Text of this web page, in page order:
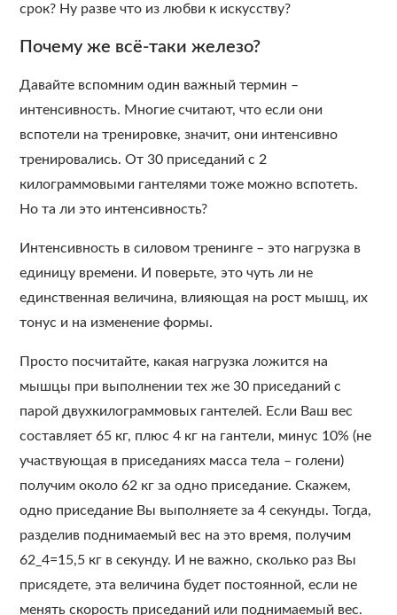
срок? Ну разве что из любви к искусству?
Почему же всё-таки железо?
Давайте вспомним один важный термин –
интенсивность. Многие считают, что если они
вспотели на тренировке, значит, они интенсивно
тренировались. От 30 приседаний с 2
килограммовыми гантелями тоже можно вспотеть.
Но та ли это интенсивность?
Интенсивность в силовом тренинге – это нагрузка в
единицу времени. И поверьте, это чуть ли не
единственная величина, влияющая на рост мышц, их
тонус и на изменение формы.
Просто посчитайте, какая нагрузка ложится на
мышцы при выполнении тех же 30 приседаний с
парой двухкилограммовых гантелей. Если Ваш вес
составляет 65 кг, плюс 4 кг на гантели, минус 10% (не
участвующая в приседаниях масса тела – голени)
получим около 62 кг за одно приседание. Скажем,
одно приседание Вы выполняете за 4 секунды. Тогда,
разделив поднимаемый вес на это время, получим
62_4=15,5 кг в секунду. И не важно, сколько раз Вы
присядете, эта величина будет постоянной, если не
менять скорость приседаний или поднимаемый вес.